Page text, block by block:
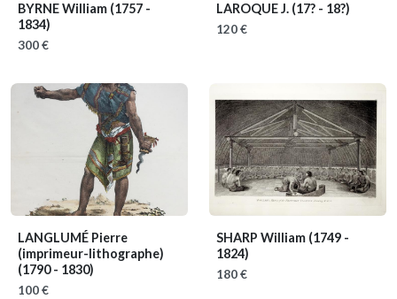
BYRNE William (1757 -
1834)
300 €
LAROQUE J. (17? - 18?)
120 €
LANGLUMÉ Pierre
(imprimeur-lithographe)
(1790 - 1830)
100 €
SHARP William (1749 -
1824)
180 €